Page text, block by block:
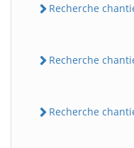
Recherche
Recherche
Recherche